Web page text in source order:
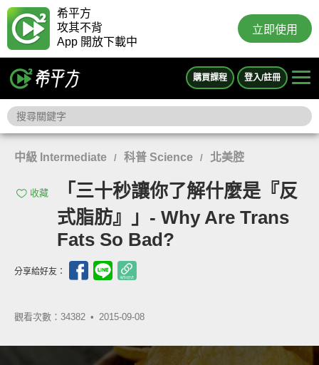
希平方
攻其不背
App 開放下載中
立即使用
購買課程 登入/註冊
中級 Intermediate / 科普 Science / 北美腔
收藏
「三十秒讓你了解什麼是『反
式脂肪』」- Why Are Trans
Fats So Bad?
分享給好友：
觀看次數：34382 • 2015-09-08